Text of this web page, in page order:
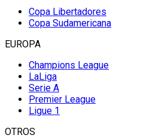
Copa Libertadores
Copa Sudamericana
EUROPA
Champions League
LaLiga
Serie A
Premier League
Ligue 1
OTROS